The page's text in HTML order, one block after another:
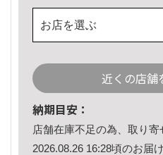
お店を選ぶ
近くの店舗
納期目安：
店舗在庫不足の為、取り寄
2026.08.26 16:28頃のお届